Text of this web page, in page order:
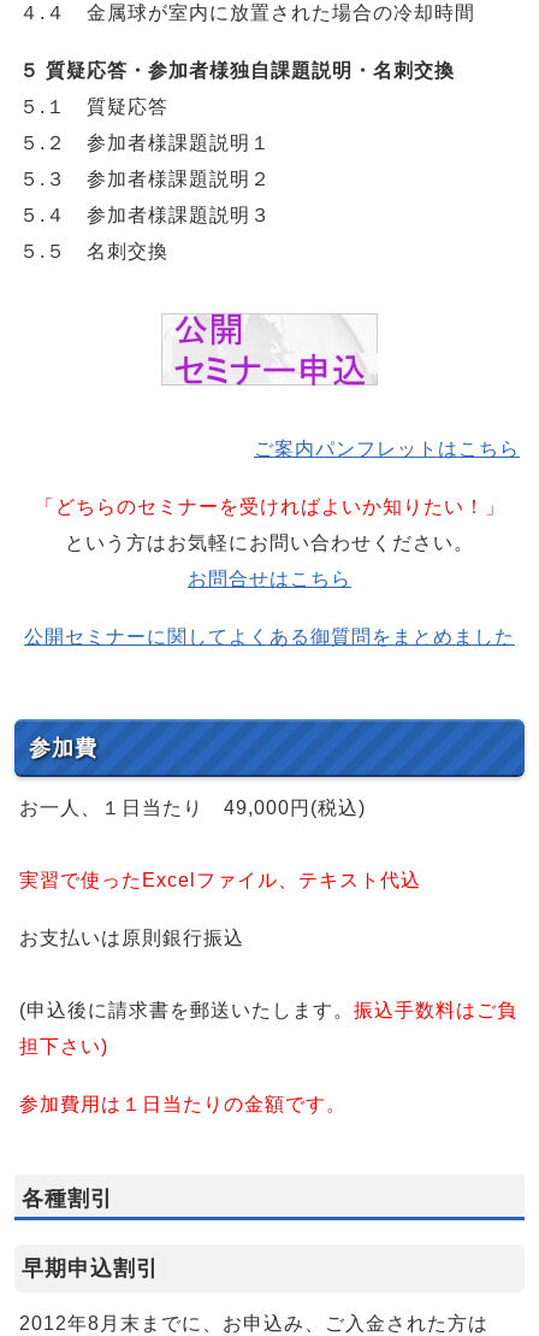
４.４ 金属球が室内に放置された場合の冷却時間
５ 質疑応答・参加者様独自課題説明・名刺交換
５.１ 質疑応答
５.２ 参加者様課題説明１
５.３ 参加者様課題説明２
５.４ 参加者様課題説明３
５.５ 名刺交換
ご案内パンフレットはこちら
「どちらのセミナーを受ければよいか知りたい！」
という方はお気軽にお問い合わせください。
お問合せはこちら
公開セミナーに関してよくある御質問をまとめました
参加費
お一人、１日当たり 49,000円(税込)
実習で使ったExcelファイル、テキスト代込
お支払いは原則銀行振込
(申込後に請求書を郵送いたします。 振込手数料はご負
担下さい)
参加費用は１日当たりの金額です。
各種割引
早期申込割引
2012年8月末までに、お申込み、ご入金された方は